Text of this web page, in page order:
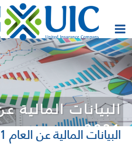
البيانات المالية
2021
البيانات المالية عن العام 2021